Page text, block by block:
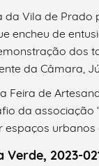
da Vila de
encheu de
dos
da Câmara,
Feira de
da associação
espaços
Verde, 2023-